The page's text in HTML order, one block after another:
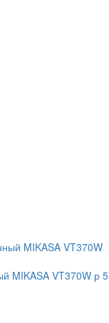
MIKASA VT370W р 5